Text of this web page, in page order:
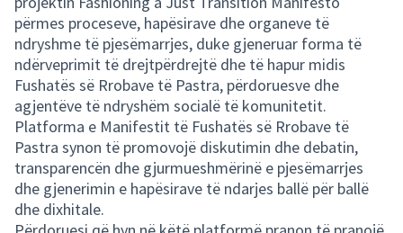
përmes proceseve, hapësirave dhe organeve të
ndryshme të pjesëmarrjes, duke gjeneruar forma të
ndërveprimit të drejtpërdrejtë dhe të hapur midis
Fushatës së Rrobave të Pastra, përdoruesve dhe
agjentëve të ndryshëm socialë të komunitetit.
Platforma e Manifestit të Fushatës së Rrobave të
Pastra synon të promovojë diskutimin dhe debatin,
transparencën dhe gjurmueshmërinë e pjesëmarrjes
dhe gjenerimin e hapësirave të ndarjes ballë për ballë
dhe dixhitale.